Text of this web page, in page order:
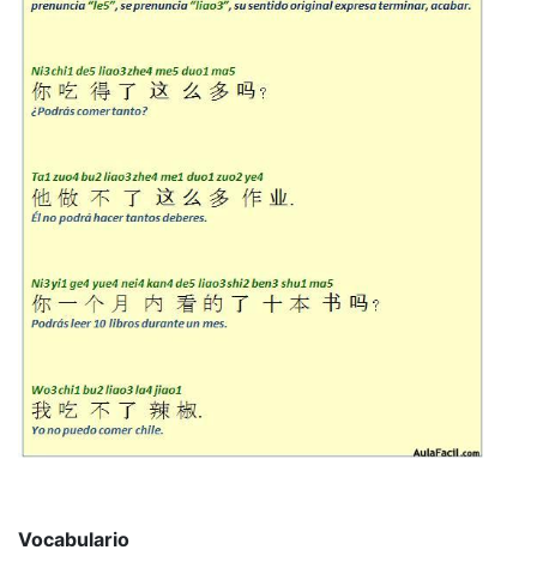
Vocabulario